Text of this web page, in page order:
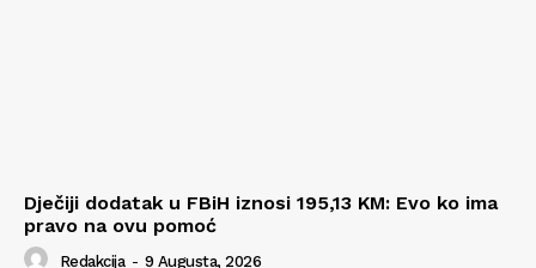
Dječiji dodatak u FBiH iznosi 195,13 KM: Evo ko ima
pravo na ovu pomoć
Redakcija - 9 Augusta, 2026